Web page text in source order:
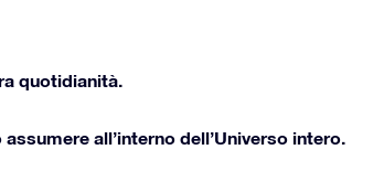
quotidianità.
assumere all’interno dell’Universo intero.